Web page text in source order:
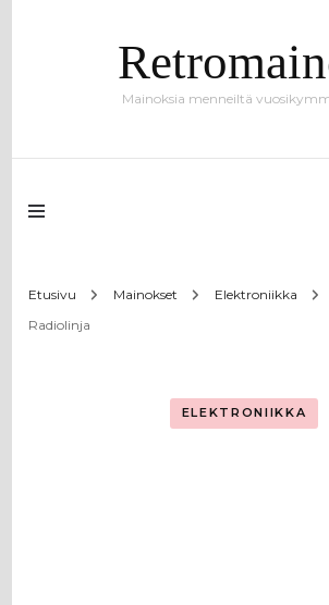
Mainoksia menneiltä
Etusivu Mainokset Elektroniikka
Radiolinja
ELEKTRONIIKKA